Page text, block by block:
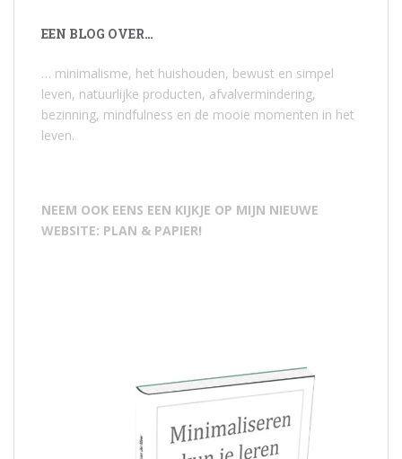
EEN BLOG OVER…
… minimalisme, het huishouden, bewust en simpel
leven, natuurlijke producten, afvalvermindering,
bezinning, mindfulness en de mooie momenten in het
leven.
NEEM OOK EENS EEN KIJKJE OP MIJN NIEUWE
WEBSITE: PLAN & PAPIER!